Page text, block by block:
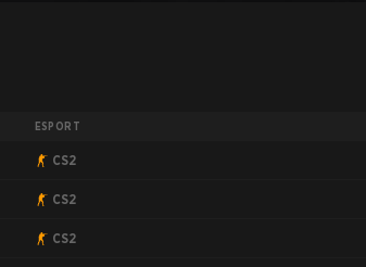
ESPORT
CS2
CS2
CS2